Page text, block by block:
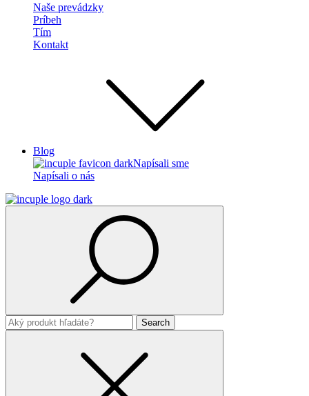
Naše prevádzky
Príbeh
Tím
Kontakt
Blog
Napísali sme
Napísali o nás
Search
for